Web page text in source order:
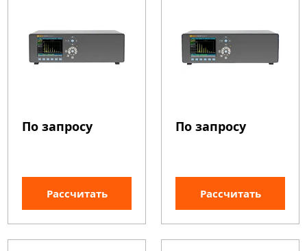
По запросу
Рассчитать
По запросу
Рассчитать